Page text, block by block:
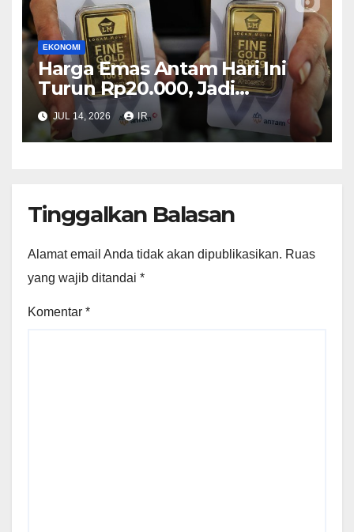
EKONOMI
Harga Emas Antam Hari Ini
Turun Rp20.000, Jadi
Rp2.635.000 per Gram
JUL 14, 2026 IR
Tinggalkan Balasan
Alamat email Anda tidak akan dipublikasikan. Ruas
yang wajib ditandai *
Komentar *